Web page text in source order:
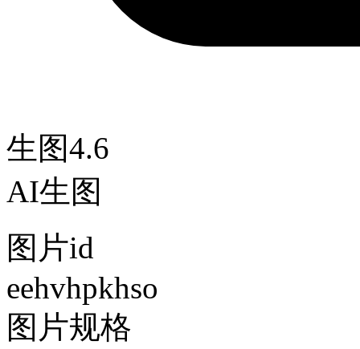
生图4.6
AI生图
图片id
eehvhpkhso
图片规格